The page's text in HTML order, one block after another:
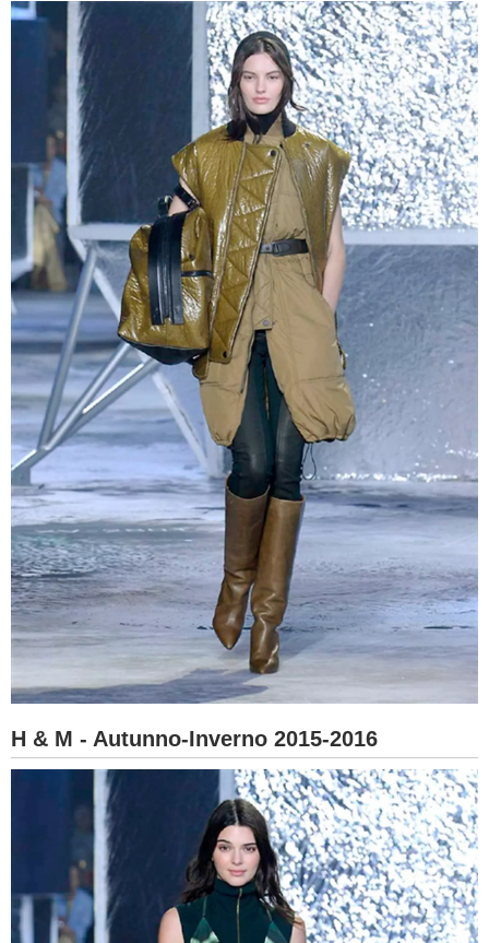
DIETA
H & M - Autunno-Inverno 2015-2016